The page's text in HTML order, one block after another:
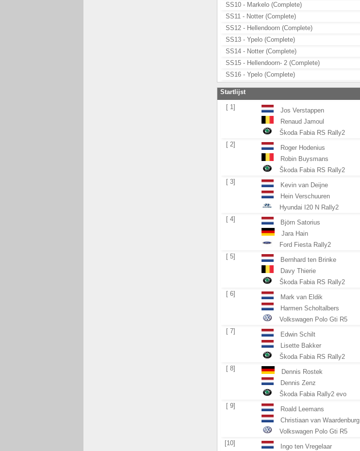
SS10 - Markelo (Complete)
SS11 - Notter (Complete)
SS12 - Hellendoorn (Complete)
SS13 - Ypelo (Complete)
SS14 - Notter (Complete)
SS15 - Hellendoorn- 2 (Complete)
SS16 - Ypelo (Complete)
Startlijst
[ 1]
Jos Verstappen
Renaud Jamoul
Škoda Fabia RS Rally2
[ 2]
Roger Hodenius
Robin Buysmans
Škoda Fabia RS Rally2
[ 3]
Kevin van Deijne
Hein Verschuuren
Hyundai I20 N Rally2
[ 4]
Björn Satorius
Jara Hain
Ford Fiesta Rally2
[ 5]
Bernhard ten Brinke
Davy Thierie
Škoda Fabia RS Rally2
[ 6]
Mark van Eldik
Harmen Scholtalbers
Volkswagen Polo Gti R5
[ 7]
Edwin Schilt
Lisette Bakker
Škoda Fabia RS Rally2
[ 8]
Dennis Rostek
Dennis Zenz
Škoda Fabia Rally2 evo
[ 9]
Roald Leemans
Christiaan van Waardenburg
Volkswagen Polo Gti R5
[10]
Ingo ten Vregelaar